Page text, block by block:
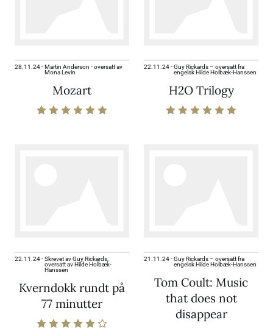
28.11.24-Martin Anderson - oversatt av
Mona Levin
Mozart
22.11.24-Guy Rickards – oversatt fra
engelsk Hilde Holbæk-Hanssen
H2O Trilogy
22.11.24-Skrevet av Guy Rickards,
oversatt av Hilde Holbæk-
Hanssen
Kverndokk rundt på
77 minutter
21.11.24-Guy Rickards – oversatt fra
engelsk Hilde Holbæk-Hanssen
Tom Coult: Music
that does not
disappear